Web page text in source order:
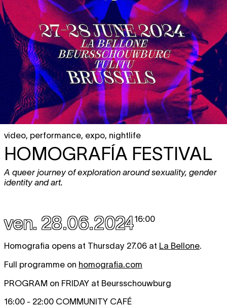
video, performance, expo, nightlife
HOMOGRAFÍA FESTIVAL
A queer journey of exploration around sexuality, gender
identity and art.
ven. 28.06.202416:00
Homografia opens at Thursday 27.06 at La Bellone.
Full programme on homografia.com
PROGRAM on FRIDAY at Beursschouwburg
16:00 - 22:00 COMMUNITY CAFÉ